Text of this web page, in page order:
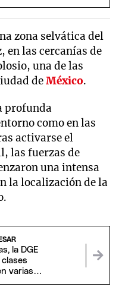
zona selvática del
en las cercanías de
una de las
deMéxico.
profunda
como en las
activarse el
las fuerzas de
una intensa
la localización de la
la DGE
varias